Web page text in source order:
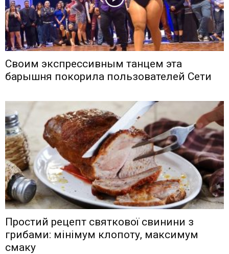
Своим экспрессивным танцем эта
барышня покорила пользователей Сети
Простий рецепт святкової свинини з
грибами: мінімум клопоту, максимум
смаку